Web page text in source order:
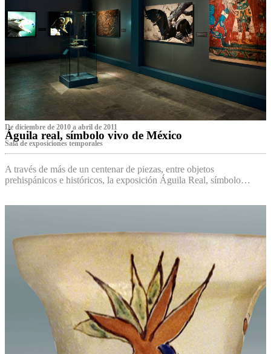
De diciembre de 2010 a abril de 2011
Águila real, símbolo vivo de México
Sala de exposiciones temporales
A través de más de un centenar de piezas, entre objetos
prehispánicos e históricos, la exposición Águila Real, símbolo…